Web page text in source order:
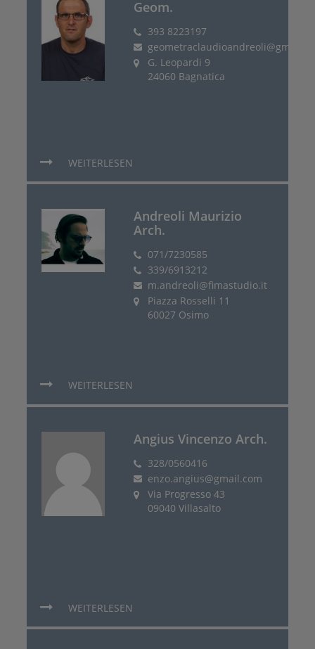
Geom.
393 8223197
G. Leopardi 9
24060 Bagnatica
WEITERLESEN
Andreoli Maurizio
Arch.
071/7230585
339/6913212
m.andreoli@fimastudio.it
Piazza Rosselli 11
60027 Osimo
WEITERLESEN
Angius Vincenzo Arch.
328/0560416
enzo.angius@gmail.com
Via Progresso 43
09040 Villasalto
WEITERLESEN